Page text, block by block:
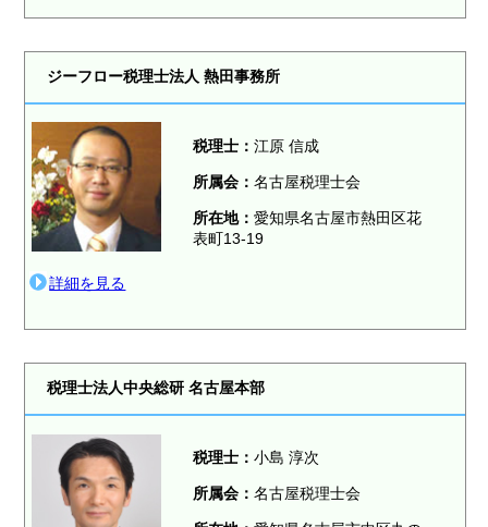
ジーフロー税理士法人 熱田事務所
詳細を見る
税理士：江原 信成
所属会：名古屋税理士会
所在地：愛知県名古屋市熱田区花
表町13-19
税理士法人中央総研 名古屋本部
税理士：小島 淳次
所属会：名古屋税理士会